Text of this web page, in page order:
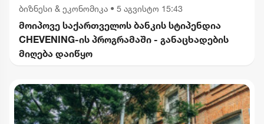
ბიზნესი & ეკონომიკა • 5 აგვისტო 15:43
მოიპოვე საქართველოს ბანკის სტიპენდია
CHEVENING-ის პროგრამაში - განაცხადების
მიღება დაიწყო